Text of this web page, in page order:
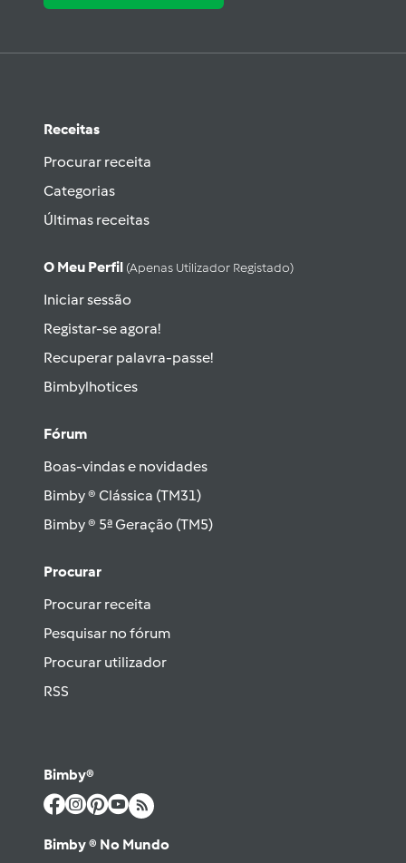
Receitas
Procurar receita
Categorias
Últimas receitas
O Meu Perfil (apenas Utilizador Registado)
Iniciar sessão
Registar-se agora!
Recuperar palavra-passe!
Bimbylhotices
Fórum
Boas-vindas e novidades
Bimby ® Clássica (TM31)
Bimby ® 5ª Geração (TM5)
Procurar
Procurar receita
Pesquisar no fórum
Procurar utilizador
RSS
Bimby®
Bimby ® No Mundo